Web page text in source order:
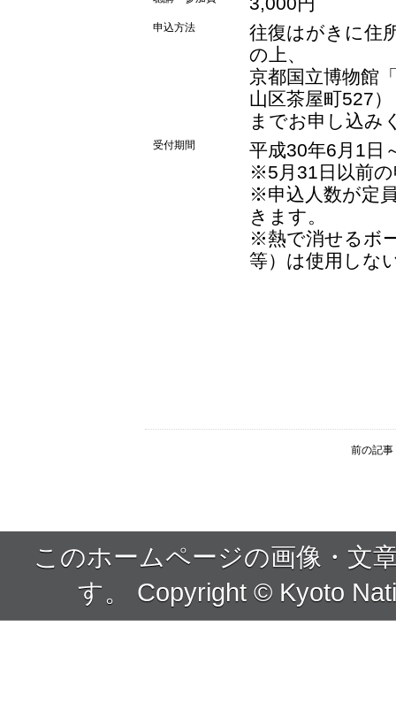
申込方法
往復はがきに住
の上、
京都国立博物館
山区茶屋町527）
までお申し込み
受付期間
平成30年6月1日
※5月31日以前
※申込人数が定
きます。
※熱で消せるボ
等）は使用しな
前の記事
このホームページの画像・文
す。 Copyright © Kyoto